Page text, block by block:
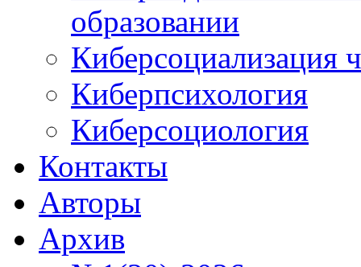
образовании
Киберсоциализация
Киберпсихология
Киберсоциология
Контакты
Авторы
Архив